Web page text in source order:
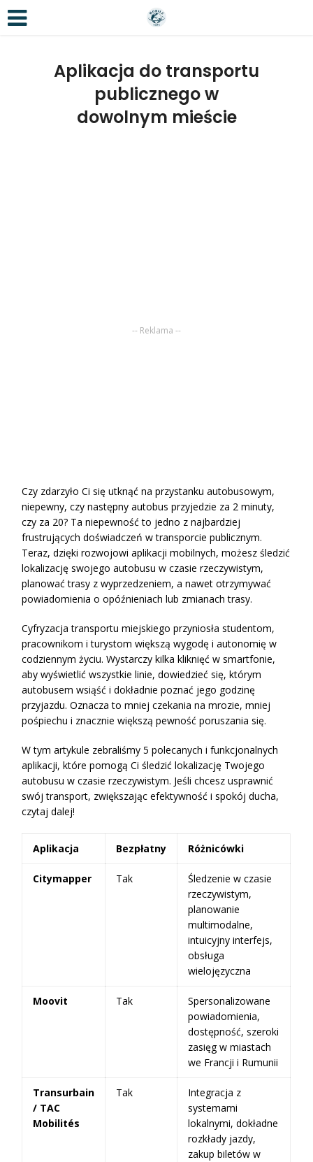
Aplikacja do transportu
publicznego w
dowolnym mieście
-- Reklama --
Czy zdarzyło Ci się utknąć na przystanku autobusowym,
niepewny, czy następny autobus przyjedzie za 2 minuty,
czy za 20? Ta niepewność to jedno z najbardziej
frustrujących doświadczeń w transporcie publicznym.
Teraz, dzięki rozwojowi aplikacji mobilnych, możesz śledzić
lokalizację swojego autobusu w czasie rzeczywistym,
planować trasy z wyprzedzeniem, a nawet otrzymywać
powiadomienia o opóźnieniach lub zmianach trasy.
Cyfryzacja transportu miejskiego przyniosła studentom,
pracownikom i turystom większą wygodę i autonomię w
codziennym życiu. Wystarczy kilka kliknięć w smartfonie,
aby wyświetlić wszystkie linie, dowiedzieć się, którym
autobusem wsiąść i dokładnie poznać jego godzinę
przyjazdu. Oznacza to mniej czekania na mrozie, mniej
pośpiechu i znacznie większą pewność poruszania się.
W tym artykule zebraliśmy 5 polecanych i funkcjonalnych
aplikacji, które pomogą Ci śledzić lokalizację Twojego
autobusu w czasie rzeczywistym. Jeśli chcesz usprawnić
swój transport, zwiększając efektywność i spokój ducha,
czytaj dalej!
Aplikacja Bezpłatny Różnicówki
Citymapper Tak
Śledzenie w czasie
rzeczywistym,
planowanie
multimodalne,
intuicyjny interfejs,
obsługa
wielojęzyczna
Moovit Tak
Spersonalizowane
powiadomienia,
dostępność, szeroki
zasięg w miastach
we Francji i Rumunii
Transurbain
/ TAC
Mobilités
Tak
Integracja z
systemami
lokalnymi, dokładne
rozkłady jazdy,
zakup biletów w